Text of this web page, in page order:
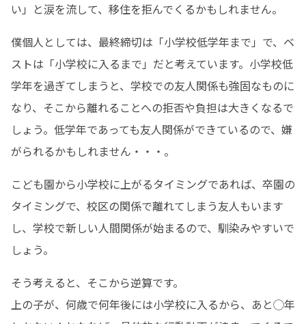
い」と涙を流して、移住を拒んでくるかもしれません。
僕個人としては、最終締切は「小学校低学年まで」で、ベ
ストは「小学校に入るまで」だと考えています。小学校低
学年を過ぎてしまうと、学校での友人関係も強固なものに
なり、そこから離れることへの拒否や負担は大きくなるで
しょう。低学年であっても友人関係ができているので、嫌
がられるかもしれません・・・。
こども園から小学校に上がるタイミングであれば、卒園の
タイミングで、校区の関係で離れてしまう友人もいます
し、学校で新しい人間関係が始まるので、馴染みやすいで
しょう。
そう考えると、そこから逆算です。
上の子が、何歳で何年後には小学校に入るから、あと◯年